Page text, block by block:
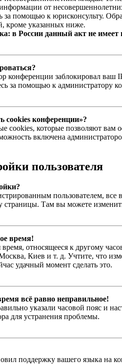
от
за помощью к юрисконсульту.
кроме указанных ниже.
в России данный акт не
конференции заблокировал ваш
за помощью к администратору
cookies конференции»?
cookies, которые позволяют
включена
пользователя
пользователем,
страницы. Там вы можете
время!
относящееся к другому
Киев и т. д. Учтите, что
удачный момент сделать это.
всё равно неправильное!
указали часовой пояс и
для устранения проблемы.
поддержку вашего языка на